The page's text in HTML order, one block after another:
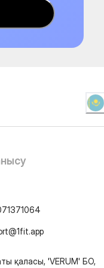
қаласы, 'VERUM' БО,